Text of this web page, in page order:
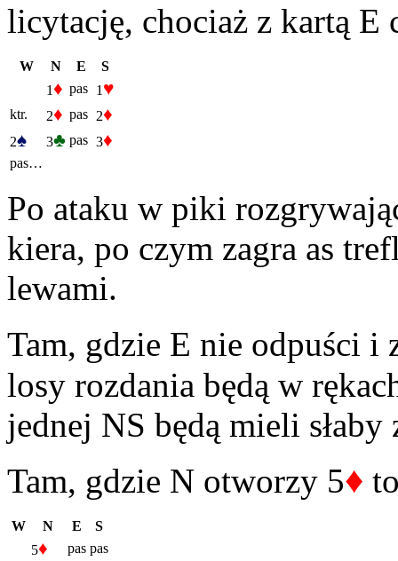
licytację, chociaż z kartą E
W N E
S
1♦ pas 1 ♥
ktr. 2♦ pas 2♦
2♠ 3♣ pas 3♦
pas…
Po ataku w piki
kiera, po czym zagra as
lewami.
Tam, gdzie E nie odpuści i
losy rozdania będą w
jednej NS będą mieli słaby
Tam, gdzie N otworzy 5♦
W N E
S
5♦ pas pas